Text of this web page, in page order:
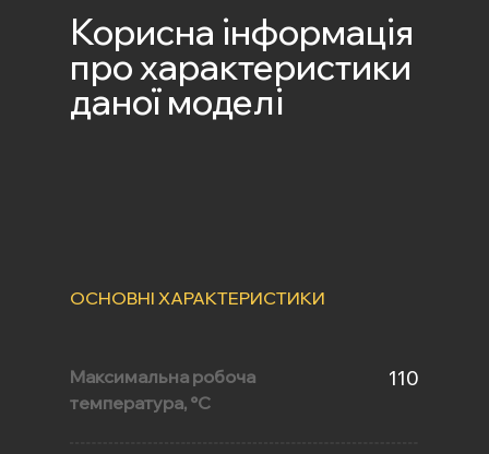
Корисна інформація
про характеристики
даної моделі
ОСНОВНІ ХАРАКТЕРИСТИКИ
Максимальна робоча
температура, °С
110